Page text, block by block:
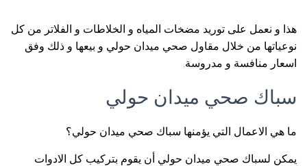
هذا و نعمل على توريد مضخات المياه و الخلاطات و الفلاتر من كل
نوعياتها من خلال مقاول صحي ميدان حولي و بيعها و ذلك وفق
اسعار منافسة و مدروسة.
سباك صحي ميدان حولي
ما هي الاعمال التي يؤمنها سباك صحي ميدان حولي؟
يمكن لسباك صحي ميدان حولي أن يقوم بتركيب كل الادوات